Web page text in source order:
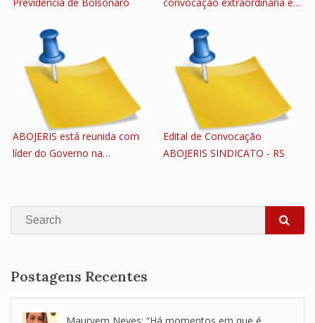
ABOJERIS está reunida com
líder do Governo na…
Edital de Convocação
ABOJERIS SINDICATO - RS
Search
Postagens Recentes